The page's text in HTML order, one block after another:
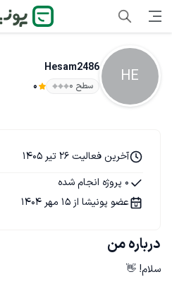
HE
Hesam2486
سطح ۰ 0
درباره من
آخرین فعالیت 26 تیر 1405
0 پروژه انجام شده
عضو پونیشا از 15 مهر 1404